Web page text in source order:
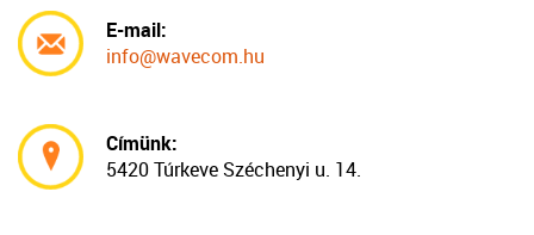
E-mail:
info@wavecom.hu
Címünk:
5420 Túrkeve Széchenyi u. 14.